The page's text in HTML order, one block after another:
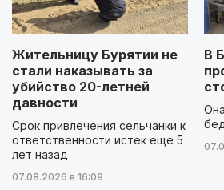
Жительницу Бурятии не
стали наказывать за
убийство 20-летней
давности
Срок привлечения сельчанки к
ответственности истек еще 5
лет назад
07.08.2026 в 16:09
В